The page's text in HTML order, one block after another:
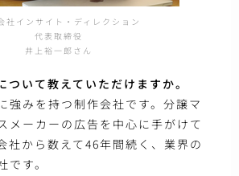
社インサイト・ディレクション
代表取締役
井上裕一郎さん
いて教えていただけますか。
強みを持つ制作会社です。分譲マ
メーカーの広告を中心に手がけて
社から数えて46年間続く、業界の
です。